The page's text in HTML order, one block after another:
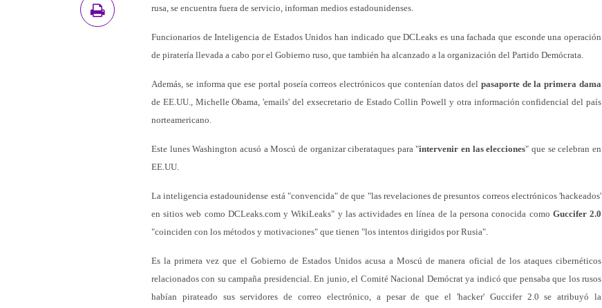
rusa, se encuentra fuera de servicio, informan medios estadounidenses.
Funcionarios de Inteligencia de Estados Unidos han indicado que DCLeaks es una fachada que esconde una operación
de piratería llevada a cabo por el Gobierno ruso, que también ha alcanzado a la organización del Partido Demócrata.
Además, se informa que ese portal poseía correos electrónicos que contenían datos del pasaporte de la primera dama
de EE.UU., Michelle Obama, 'emails' del exsecretario de Estado Collin Powell y otra información confidencial del país
norteamericano.
Este lunes Washington acusó a Moscú de organizar ciberataques para "intervenir en las elecciones" que se celebran en
EE.UU.
La inteligencia estadounidense está "convencida" de que "las revelaciones de presuntos correos electrónicos 'hackeados'
en sitios web como DCLeaks.com y WikiLeaks" y las actividades en línea de la persona conocida como Guccifer 2.0
"coinciden con los métodos y motivaciones" que tienen "los intentos dirigidos por Rusia".
Es la primera vez que el Gobierno de Estados Unidos acusa a Moscú de manera oficial de los ataques cibernéticos
relacionados con su campaña presidencial. En junio, el Comité Nacional Demócrat ya indicó que pensaba que los rusos
habían pirateado sus servidores de correo electrónico, a pesar de que el 'hacker' Guccifer 2.0 se atribuyó la